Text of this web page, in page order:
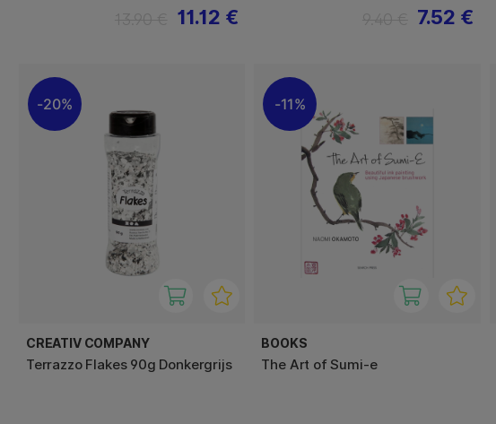
11.12 € 7.52 €
20%
CREATIV COMPANY
Terrazzo Flakes 90g Donkergrijs
11%
BOOKS
The Art of Sumi-e